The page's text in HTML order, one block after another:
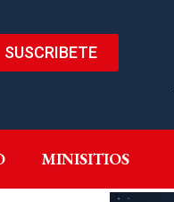
SUSCRIBETE
MINISITIOS
MINISITIOS